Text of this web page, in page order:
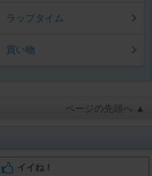
ラップタイム
買い物
ページの先頭へ ▲
イイね！